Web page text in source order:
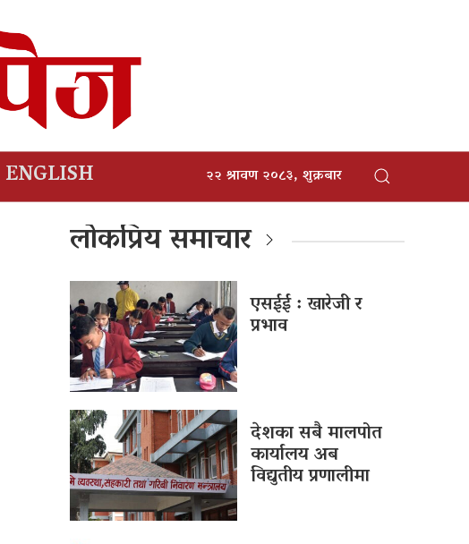
ENGLISH २२ श्रावण २०८३, शुक्रबार
लोकप्रिय समाचार
एसईई : खारेजी र
प्रभाव
देशका सबै मालपोत
कार्यालय अब
विद्युतीय प्रणालीमा